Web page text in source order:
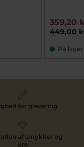
449,00
359,20
På lager
for gravering
af smykker og
ure